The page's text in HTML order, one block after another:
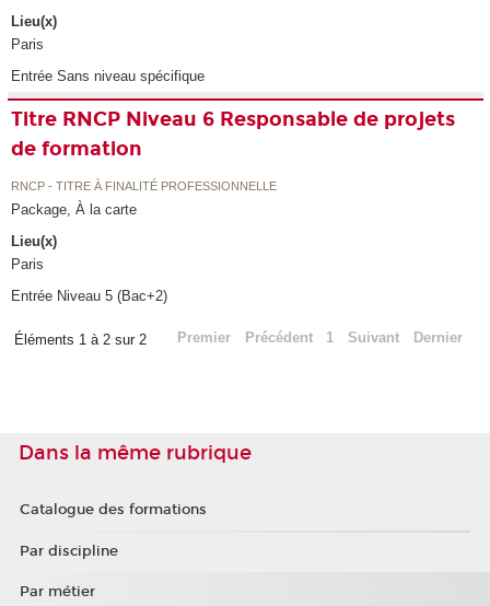
Lieu(x)
Paris
Entrée Sans niveau spécifique
Titre RNCP Niveau 6 Responsable de projets
de formation
RNCP - TITRE À FINALITÉ PROFESSIONNELLE
Package, À la carte
Lieu(x)
Paris
Entrée Niveau 5 (Bac+2)
Éléments 1 à 2 sur 2 Premier Précédent 1 Suivant Dernier
Dans la même rubrique
Catalogue des formations
Par discipline
Par métier